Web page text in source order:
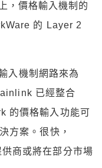
，價格輸入機制的
的 Layer 2
入機制網路來為
已經整合
價格輸入功能可
方案。很快，
商或將在部分市場